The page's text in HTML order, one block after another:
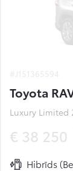
Toyota
€ 38 250
Hibrīds